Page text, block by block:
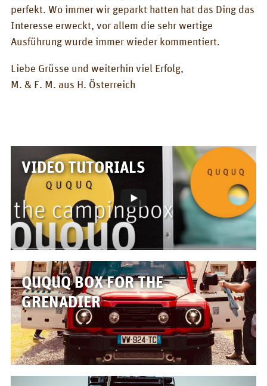
PIX_CLIPS
Brochure
Videos
Fotos
QUQUQ in USA
Dealer
Rental
NEWS
News
Fairs
perfekt. Wo immer wir geparkt hatten hat das Ding das
Interesse erweckt, vor allem die sehr wertige
Ausführung wurde immer wieder kommentiert.
Liebe Grüsse und weiterhin viel Erfolg,
M. & F. M. aus H. Österreich
VIDEO TUTORIALS
QUQUQ BOX FOR THE
GRENADIER